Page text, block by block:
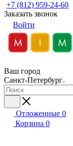
+7 (812) 959-24-60
Заказать звонок
Войти
Ваш город
Санкт-Петербург
Отложенные 0
Корзина 0